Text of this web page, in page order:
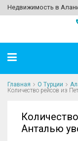
Недвижимость в
Главная О Турции
Количество рейсов из
Анталью